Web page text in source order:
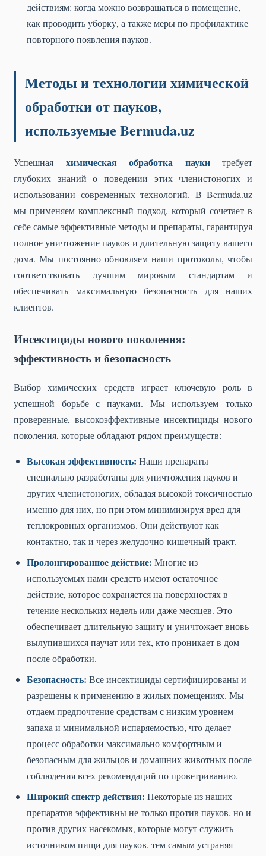
действиям: когда можно возвращаться в помещение,
как проводить уборку, а также меры по профилактике
повторного появления пауков.
Методы и технологии химической
обработки от пауков,
используемые Bermuda.uz
Успешная химическая обработка паукитребует
глубоких знаний о поведении этих членистоногих и
использовании современных технологий. В Bermuda.uz
мы применяем комплексный подход, который сочетает в
себе самые эффективные методы и препараты, гарантируя
полное уничтожение пауков и длительную защиту вашего
дома. Мы постоянно обновляем наши протоколы, чтобы
соответствовать лучшим мировым стандартам и
обеспечивать максимальную безопасность для наших
клиентов.
Инсектициды нового поколения:
эффективность и безопасность
Выбор химических средств играет ключевую роль в
успешной борьбе с пауками. Мы используем только
проверенные, высокоэффективные инсектициды нового
поколения, которые обладают рядом преимуществ:
Высокая эффективность: Наши препараты
специально разработаны для уничтожения пауков и
других членистоногих, обладая высокой токсичностью
именно для них, но при этом минимизируя вред для
теплокровных организмов. Они действуют как
контактно, так и через желудочно-кишечный тракт.
Пролонгированное действие: Многие из
используемых нами средств имеют остаточное
действие, которое сохраняется на поверхностях в
течение нескольких недель или даже месяцев. Это
обеспечивает длительную защиту и уничтожает вновь
вылупившихся паучат или тех, кто проникает в дом
после обработки.
Безопасность: Все инсектициды сертифицированы и
разрешены к применению в жилых помещениях. Мы
отдаем предпочтение средствам с низким уровнем
запаха и минимальной испаряемостью, что делает
процесс обработки максимально комфортным и
безопасным для жильцов и домашних животных после
соблюдения всех рекомендаций по проветриванию.
Широкий спектр действия: Некоторые из наших
препаратов эффективны не только против пауков, но и
против других насекомых, которые могут служить
источником пищи для пауков, тем самым устраняя